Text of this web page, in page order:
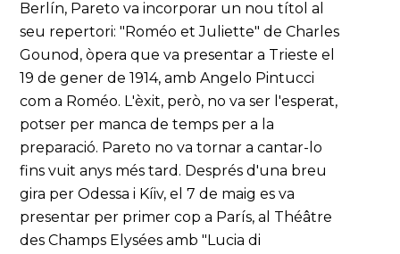
Berlín, Pareto va incorporar un nou títol al
seu repertori: "Roméo et Juliette" de Charles
Gounod, òpera que va presentar a Trieste el
19 de gener de 1914, amb Angelo Pintucci
com a Roméo. L'èxit, però, no va ser l'esperat,
potser per manca de temps per a la
preparació. Pareto no va tornar a cantar-lo
fins vuit anys més tard. Després d'una breu
gira per Odessa i Kíiv, el 7 de maig es va
presentar per primer cop a París, al Théâtre
des Champs Elysées amb "Lucia di